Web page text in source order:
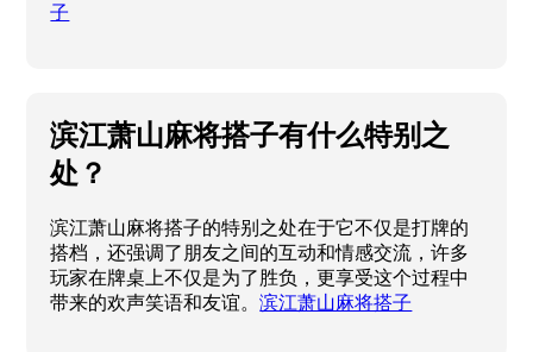
子
滨江萧山麻将搭子有什么特别之
处？
滨江萧山麻将搭子的特别之处在于它不仅是打牌的
搭档，还强调了朋友之间的互动和情感交流，许多
玩家在牌桌上不仅是为了胜负，更享受这个过程中
带来的欢声笑语和友谊。滨江萧山麻将搭子